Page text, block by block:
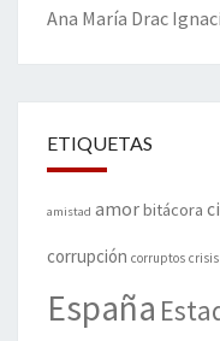
Ana María Drac
ETIQUETAS
amistad amorbitácora
corrupción corruptos crisis
España